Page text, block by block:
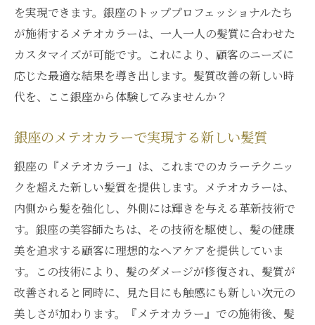
を実現できます。銀座のトッププロフェッショナルたち
が施術するメテオカラーは、一人一人の髪質に合わせた
カスタマイズが可能です。これにより、顧客のニーズに
応じた最適な結果を導き出します。髪質改善の新しい時
代を、ここ銀座から体験してみませんか？
銀座のメテオカラーで実現する新しい髪質
銀座の『メテオカラー』は、これまでのカラーテクニッ
クを超えた新しい髪質を提供します。メテオカラーは、
内側から髪を強化し、外側には輝きを与える革新技術で
す。銀座の美容師たちは、その技術を駆使し、髪の健康
美を追求する顧客に理想的なヘアケアを提供していま
す。この技術により、髪のダメージが修復され、髪質が
改善されると同時に、見た目にも触感にも新しい次元の
美しさが加わります。『メテオカラー』での施術後、髪